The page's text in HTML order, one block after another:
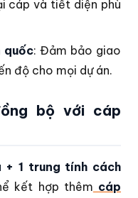
cáp và tiết diện phù
quốc: Đảm bảo giao
độ cho mọi dự án.
bộ với cáp
+ 1 trung tính cách
kết hợp thêm cáp